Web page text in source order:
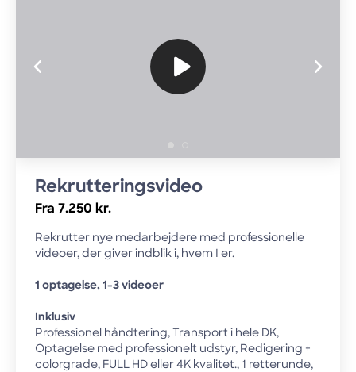
Rekrutteringsvideo
Fra 7.250 kr.
Rekrutter nye medarbejdere med professionelle
videoer, der giver indblik i, hvem I er.
1 optagelse, 1-3 videoer
Inklusiv
Professionel håndtering, Transport i hele DK,
Optagelse med professionelt udstyr, Redigering +
colorgrade, FULL HD eller 4K kvalitet., 1 retterunde,